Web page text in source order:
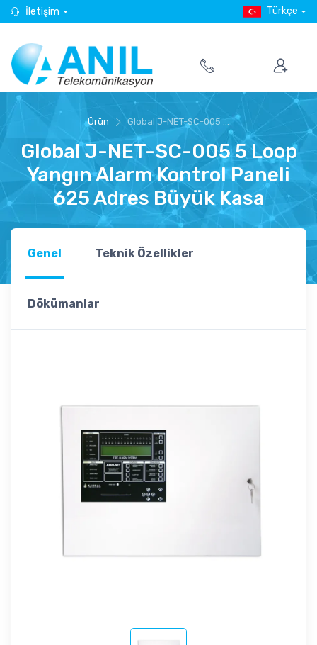
İletişim Türkçe
Ürün Global J-NET-SC-005 ...
Global J-NET-SC-005 5 Loop
Yangın Alarm Kontrol Paneli
625 Adres Büyük Kasa
Genel Teknik Özellikler
Dökümanlar